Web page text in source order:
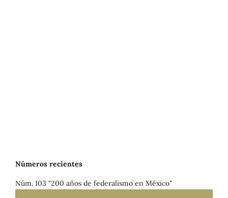
Números recientes
Núm. 103 "200 años de federalismo en México"